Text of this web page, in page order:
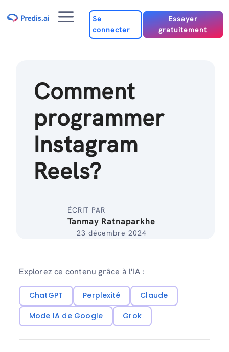
au
Menu
Se
connecter
Essayer
gratuitement
Comment
programmer
Instagram
Reels?
ÉCRIT PAR
Tanmay Ratnaparkhe
23 décembre 2024
Explorez ce contenu grâce à l'IA :
ChatGPT Perplexité
Claude
Mode IA de Google
Grok